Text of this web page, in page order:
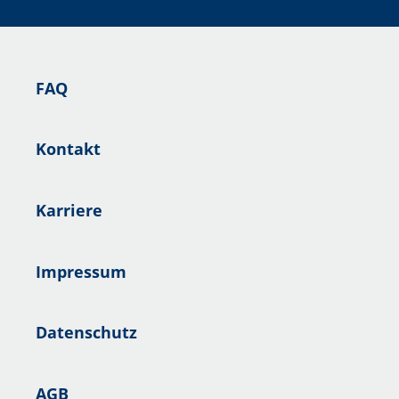
FAQ
Kontakt
Karriere
Impressum
Datenschutz
AGB